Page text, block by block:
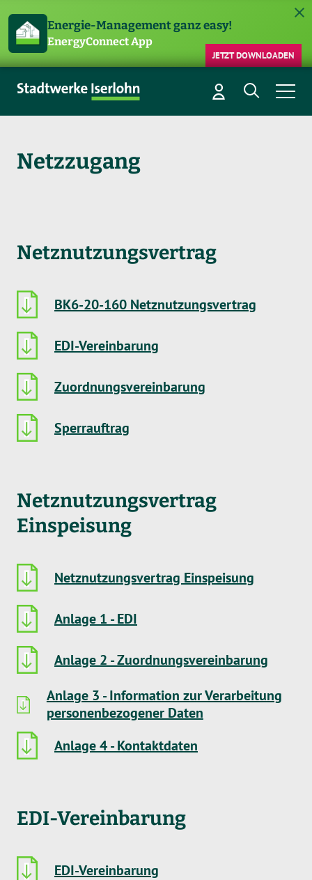
Energie-Management ganz easy!
EnergyConnect App
JETZT DOWNLOADEN
Netzzugang
Netznutzungsvertrag
BK6-20-160 Netznutzungsvertrag
EDI-Vereinbarung
Zuordnungsvereinbarung
Sperrauftrag
Netznutzungsvertrag
Einspeisung
Netznutzungsvertrag Einspeisung
Anlage 1 - EDI
Anlage 2 - Zuordnungsvereinbarung
Anlage 3 - Information zur Verarbeitung
personenbezogener Daten
Anlage 4 - Kontaktdaten
EDI-Vereinbarung
EDI-Vereinbarung